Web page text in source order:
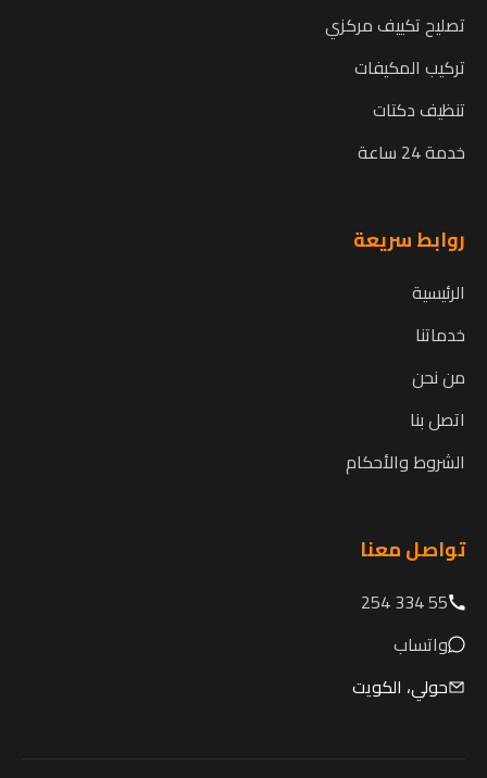
تصليح تكييف مركزي
تركيب المكيفات
تنظيف دكتات
خدمة 24 ساعة
روابط سريعة
الرئيسية
خدماتنا
من نحن
اتصل بنا
الشروط والأحكام
تواصل معنا
55 334 254
واتساب
حولي، الكويت